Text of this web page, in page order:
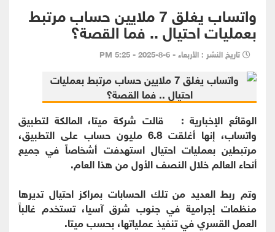
واتساب يغلق 7 ملايين حساب مرتبط
بعمليات احتيال .. فما القصة؟
تاريخ النشر : الأربعاء - 6-8-2025 - 5:25 PM
الوقائع الإخبارية : قالت شركة ميتا، المالكة لتطبيق
واتساب، إنها أغلقت 6.8 مليون حساب على التطبيق،
مرتبطين بعمليات احتيال استهدفت أشخاصاً في جميع
أنحاء العالم خلال النصف الأول من هذا العام.
وتم ربط العديد من تلك الحسابات بمراكز احتيال تديرها
منظمات إجرامية في جنوب شرق آسيا، تستخدم غالباً
العمل القسري في تنفيذ عملياتها، بحسب ميتا.